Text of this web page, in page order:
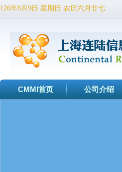
126年8月9日 星期日 农历六月廿七
CMMI首页 公司介绍